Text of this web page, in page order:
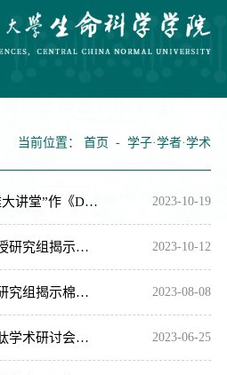
当前位置： 首页 - 学子·学者·学术
许瑞明研究员走进“博雅大讲堂”作《DNA复制偶联小体组装的分子机制》学术报告 2023-10-19
生命科学学院戴雄风教授研究组揭示细菌的“平衡艺术” 2023-10-12
生命科学学院分子遗传研究组揭示棉纤维细胞次生壁调控新机制 2023-08-08
小开放阅读框及其编码肽学术研讨会在校召开 2023-06-25